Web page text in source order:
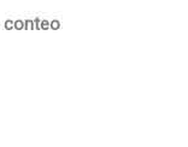
conteo